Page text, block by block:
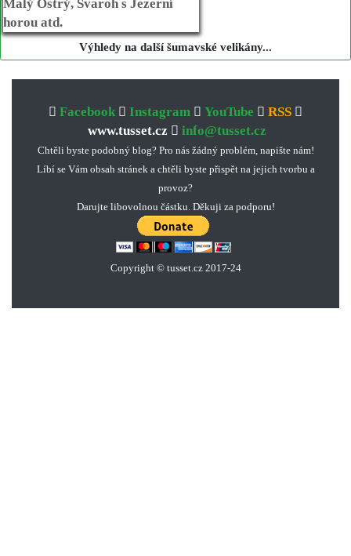
Výhledy na další šumavské velikány...
Facebook Instagram YouTube
RSS
www.tusset.cz
info@tusset.cz
Chtěli byste podobný blog? Pro nás žádný problém, napište nám!
Líbí se Vám obsah stránek a chtěli byste přispět na jejich tvorbu a
provoz?
Darujte libovolnou částku. Děkuji za podporu!
Copyright © tusset. cz 2017-24